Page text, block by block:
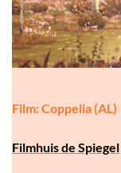
Film: Coppelia (AL)
Filmhuis de Spiegel